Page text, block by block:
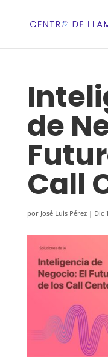
de
Call
por José Luis Pérez| Dic